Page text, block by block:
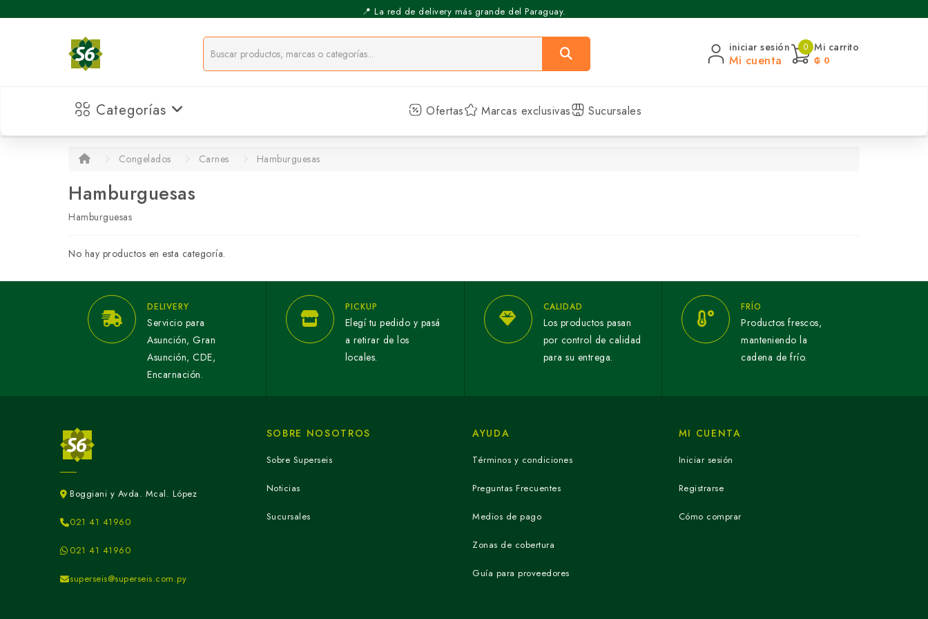
📍 La red de delivery más grande del Paraguay.
iniciar sesión
Mi cuenta
0 Mi carrito
₲ 0
Categorías Ofertas Marcas exclusivas Sucursales
Congelados Carnes Hamburguesas
Hamburguesas
Hamburguesas
No hay productos en esta categoría.
DELIVERY
Servicio para
Asunción, Gran
Asunción, CDE,
Encarnación.
PICKUP
Elegí tu pedido y pasá
a retirar de los
locales.
CALIDAD
Los productos pasan
por control de calidad
para su entrega.
FRÍO
Productos frescos,
manteniendo la
cadena de frío.
Boggiani y Avda. Mcal. López
021 41 41960
021 41 41960
superseis@superseis.com.py
SOBRE NOSOTROS
Sobre Superseis
Noticias
Sucursales
AYUDA
Términos y condiciones
Preguntas Frecuentes
Medios de pago
Zonas de cobertura
Guía para proveedores
MI CUENTA
Iniciar sesión
Registrarse
Cómo comprar